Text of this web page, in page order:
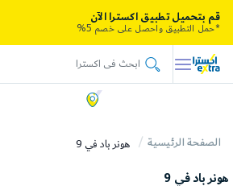
الصفحة الرئيسية هونر باد في 9
هونر باد في 9
قم بتحميل تطبيق اكسترا الآن
*حمل التطبيق واحصل على خصم 5%